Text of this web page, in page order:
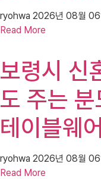
ryohwa 2026년 08월 06
Read More
보령시 신
도 주는 분
테이블웨
ryohwa 2026년 08월 06
Read More